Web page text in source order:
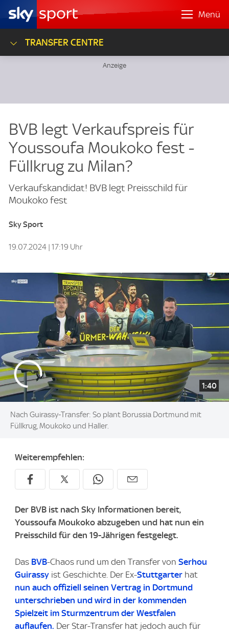
Menü
TRANSFER CENTRE
BVB legt Verkaufspreis für
Youssoufa Moukoko fest -
Füllkrug zu Milan?
Verkaufskandidat! BVB legt Preisschild für
Moukoko fest
Sky Sport
19.07.2024 | 17:19 Uhr
1:40
Nach Guirassy-Transfer: So plant Borussia Dortmund mit
Füllkrug, Moukoko und Haller.
Weiterempfehlen:
Der BVB ist nach Sky Informationen bereit,
Youssoufa Moukoko abzugeben und hat nun ein
Preisschild für den 19-Jährigen festgelegt.
Das BVB-Chaos rund um den Transfer von Serhou
Guirassy ist Geschichte. Der Ex-Stuttgarter hat
nun auch offiziell seinen Vertrag in Dortmund
unterschrieben und wird in der kommenden
Spielzeit im Sturmzentrum der Westfalen
auflaufen. Der Star-Transfer hat jedoch auch für